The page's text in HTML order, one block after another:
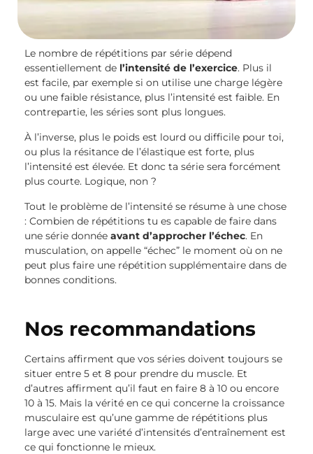
Le nombre de répétitions par série dépend
essentiellement de l’intensité de l’exercice. Plus il
est facile, par exemple si on utilise une charge légère
ou une faible résistance, plus l’intensité est faible. En
contrepartie, les séries sont plus longues.
À l’inverse, plus le poids est lourd ou difficile pour toi,
ou plus la résitance de l’élastique est forte, plus
l’intensité est élevée. Et donc ta série sera forcément
plus courte. Logique, non ?
Tout le problème de l’intensité se résume à une chose
: Combien de répétitions tu es capable de faire dans
une série donnée avant d’approcher l’échec. En
musculation, on appelle “échec” le moment où on ne
peut plus faire une répétition supplémentaire dans de
bonnes conditions.
Nos recommandations
Certains affirment que vos séries doivent toujours se
situer entre 5 et 8 pour prendre du muscle. Et
d’autres affirment qu’il faut en faire 8 à 10 ou encore
10 à 15. Mais la vérité en ce qui concerne la croissance
musculaire est qu’une gamme de répétitions plus
large avec une variété d’intensités d’entraînement est
ce qui fonctionne le mieux.